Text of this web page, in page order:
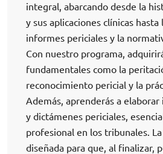
integral, abarcando desde la
y sus aplicaciones clínicas
informes periciales y la
Con nuestro programa,
fundamentales como la
reconocimiento pericial y la
Además, aprenderás a
y dictámenes periciales,
profesional en los tribunales.
diseñada para que, al finalizar,